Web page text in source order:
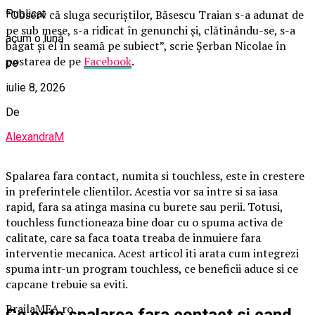
”Observ că sluga securiștilor, Băsescu Traian s-a adunat de
pe sub mese, s-a ridicat în genunchi și, clătinându-se, s-a
băgat și el în seamă pe subiect”, scrie Șerban Nicolae în
postarea de pe Facebook.
BrailaMEA.ro
Publicat
acum o lună
pe
iulie 8, 2026
De
AlexandraM
Spalarea fara contact, numita si touchless, este in crestere
in preferintele clientilor. Acestia vor sa intre si sa iasa
rapid, fara sa atinga masina cu burete sau perii. Totusi,
touchless functioneaza bine doar cu o spuma activa de
calitate, care sa faca toata treaba de inmuiere fara
interventie mecanica. Acest articol iti arata cum integrezi
spuma intr-un program touchless, ce beneficii aduce si ce
capcane trebuie sa eviti.